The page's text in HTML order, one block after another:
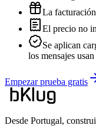
La
El precio no
Se aplican
los mensajes
Empezar prueba gratis
Desde Portugal,